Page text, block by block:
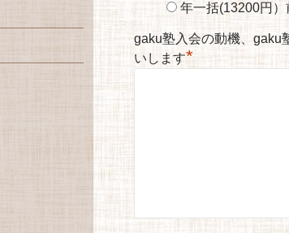
年一括(13200円）
gaku塾入会の動機、gaku
いします*